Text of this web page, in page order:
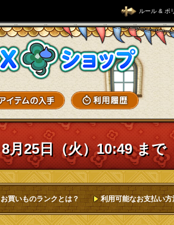
ルール & ポ
ド
8月25日（火）10:49 まで
お買いものランクとは？ 利用可能なお支払い方